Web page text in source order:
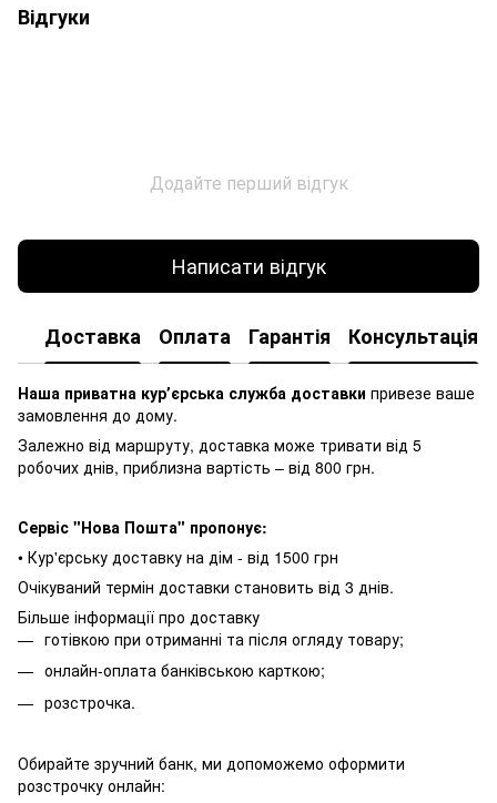
Відгуки
Додайте перший відгук
Написати відгук
Доставка Оплата Гарантія Консультація
Наша приватна курʼєрська служба доставки привезе ваше
замовлення до дому.
Залежно від маршруту, доставка може тривати від 5
робочих днів, приблизна вартість – від 800 грн.
Сервіс "Нова Пошта" пропонує:
• Кур'єрську доставку на дім - від 1500 грн
Очікуваний термін доставки становить від 3 днів.
Більше інформації про доставку
готівкою при отриманні та після огляду товару;
онлайн-оплата банківською карткою;
розстрочка.
Обирайте зручний банк, ми допоможемо оформити
розстрочку онлайн: